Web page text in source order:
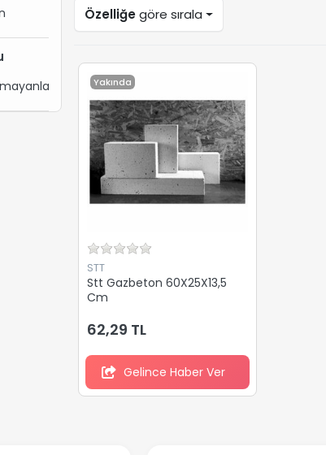
Gizle
Özelliğegöre sırala
Yakında
STT
Stt Gazbeton 60X25X13,5
Cm
62,29 TL
Gelince Haber Ver